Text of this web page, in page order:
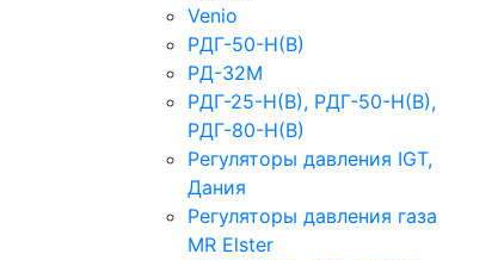
Venio
РДГ-50-Н(В)
РД-32М
РДГ-25-Н(В), РДГ-50-Н(В),
РДГ-80-Н(В)
Регуляторы давления IGT,
Дания
Регуляторы давления газа
MR Elster